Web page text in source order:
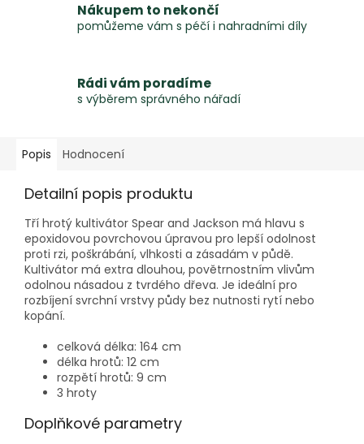
Nákupem to nekončí
pomůžeme vám s péčí i nahradními díly
Rádi vám poradíme
s výběrem správného nářadí
Popis Hodnocení
Detailní popis produktu
Tří hrotý kultivátor Spear and Jackson má hlavu s
epoxidovou povrchovou úpravou pro lepší odolnost
proti rzi, poškrábání, vlhkosti a zásadám v půdě.
Kultivátor má extra dlouhou, povětrnostním vlivům
odolnou násadou z tvrdého dřeva. Je ideální pro
rozbíjení svrchní vrstvy půdy bez nutnosti rytí nebo
kopání.
celková délka: 164 cm
délka hrotů: 12 cm
rozpětí hrotů: 9 cm
3 hroty
Doplňkové parametry